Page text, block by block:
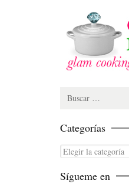
Search
Categorías
Categorías
Sígueme en